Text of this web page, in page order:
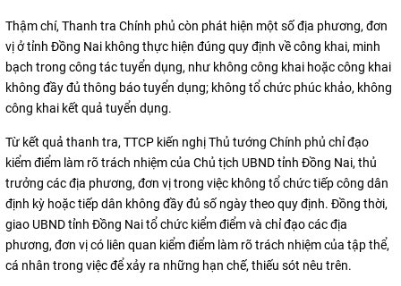
Thậm chí, Thanh tra Chính phủ còn phát hiện một số địa phương, đơn
vị ở tỉnh Đồng Nai không thực hiện đúng quy định về công khai, minh
bạch trong công tác tuyển dụng, như không công khai hoặc công khai
không đầy đủ thông báo tuyển dụng; không tổ chức phúc khảo, không
công khai kết quả tuyển dụng.
Từ kết quả thanh tra, TTCP kiến nghị Thủ tướng Chính phủ chỉ đạo
kiểm điểm làm rõ trách nhiệm của Chủ tịch UBND tỉnh Đồng Nai, thủ
trưởng các địa phương, đơn vị trong việc không tổ chức tiếp công dân
định kỳ hoặc tiếp dân không đầy đủ số ngày theo quy định. Đồng thời,
giao UBND tỉnh Đồng Nai tổ chức kiểm điểm và chỉ đạo các địa
phương, đơn vị có liên quan kiểm điểm làm rõ trách nhiệm của tập thể,
cá nhân trong việc để xảy ra những hạn chế, thiếu sót nêu trên.